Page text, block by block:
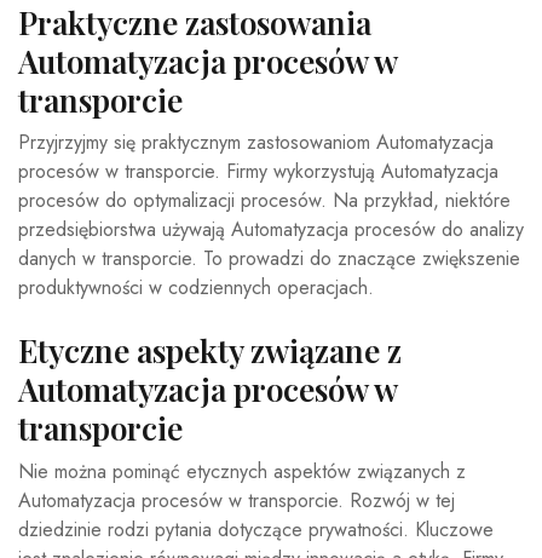
Praktyczne zastosowania
Automatyzacja procesów w
transporcie
Przyjrzyjmy się praktycznym zastosowaniom Automatyzacja
procesów w transporcie. Firmy wykorzystują Automatyzacja
procesów do optymalizacji procesów. Na przykład, niektóre
przedsiębiorstwa używają Automatyzacja procesów do analizy
danych w transporcie. To prowadzi do znaczące zwiększenie
produktywności w codziennych operacjach.
Etyczne aspekty związane z
Automatyzacja procesów w
transporcie
Nie można pominąć etycznych aspektów związanych z
Automatyzacja procesów w transporcie. Rozwój w tej
dziedzinie rodzi pytania dotyczące prywatności. Kluczowe